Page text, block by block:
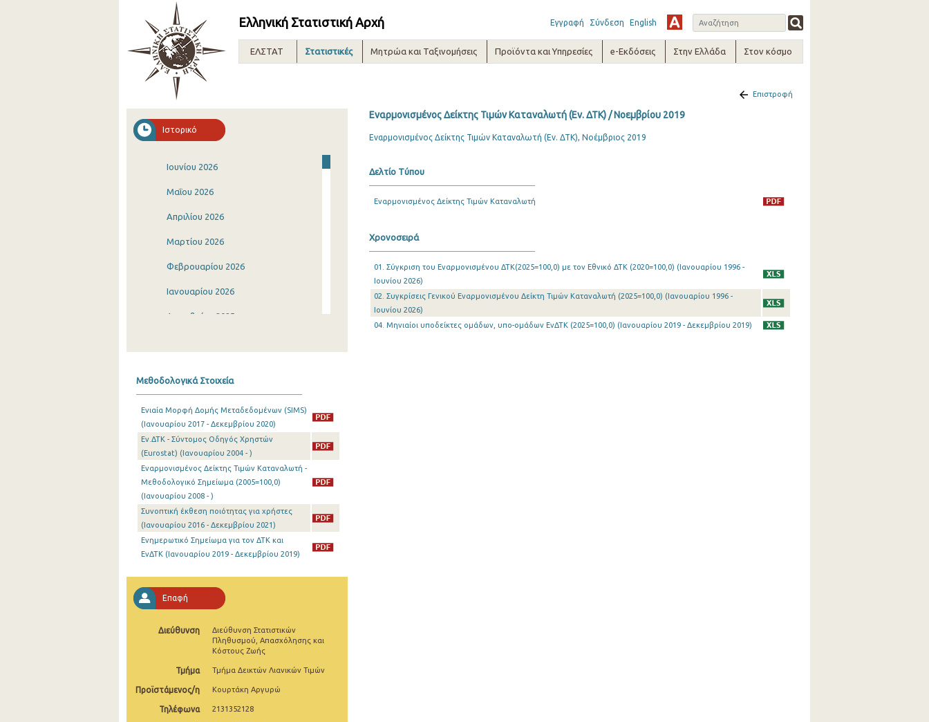
Ελληνική Στατιστική Αρχή Εγγραφή Σύνδεση English
ΕΛΣΤΑΤ Στατιστικές Μητρώα και Ταξινομήσεις Προϊόντα και Υπηρεσίες e-Εκδόσεις Στην Ελλάδα Στον κόσμο
Ιστορικό
Ιουνίου 2026
Μαΐου 2026
Απριλίου 2026
Μαρτίου 2026
Φεβρουαρίου 2026
Ιανουαρίου 2026
Δεκεμβρίου 2025
Αυγούστου 2025
Ιουλίου 2025
Ιουνίου 2025
Μαΐου 2025
Απριλίου 2025
Μαρτίου 2025
Ιανουαρίου 2025
Νοεμβρίου 2024
Οκτωβρίου 2024
Σεπτεμβρίου 2024
Αυγούστου 2024
Μεθοδολογικά Στοιχεία
Ενιαία Μορφή Δομής Μεταδεδομένων (SIMS)
(Ιανουαρίου 2017 - Δεκεμβρίου 2020)
Εν.ΔΤΚ - Σύντομος Οδηγός Χρηστών
(Eurostat) (Ιανουαρίου 2004 - )
Εναρμονισμένος Δείκτης Τιμών Καταναλωτή -
Μεθοδολογικό Σημείωμα (2005=100,0)
(Ιανουαρίου 2008 - )
Συνοπτική έκθεση ποιότητας για χρήστες
(Ιανουαρίου 2016 - Δεκεμβρίου 2021)
Ενημερωτικό Σημείωμα για τον ΔΤΚ και
ΕνΔΤΚ (Ιανουαρίου 2019 - Δεκεμβρίου 2019)
Επαφή
Διεύθυνση
Διεύθυνση Στατιστικών
Πληθυσμού, Απασχόλησης και
Κόστους Ζωής
Τμήμα Τμήμα Δεικτών Λιανικών Τιμών
Προϊστάμενος/η Κουρτάκη Αργυρώ
Τηλέφωνα 2131352128
Επιστροφή
Εναρμονισμένος Δείκτης Τιμών Καταναλωτή (Εν. ΔΤΚ) / Νοεμβρίου 2019
Εναρμονισμένος Δείκτης Τιμών Καταναλωτή (Εν. ΔΤΚ), Νοέμβριος 2019
Δελτίο Τύπου
Εναρμονισμένος Δείκτης Τιμών Καταναλωτή
Χρονοσειρά
01. Σύγκριση του Εναρμονισμένου ΔΤΚ(2025=100,0) με τον Εθνικό ΔΤΚ (2020=100,0) (Ιανουαρίου 1996 -
Ιουνίου 2026)
02. Συγκρίσεις Γενικού Εναρμονισμένου Δείκτη Τιμών Καταναλωτή (2025=100,0) (Ιανουαρίου 1996 -
Ιουνίου 2026)
04. Μηνιαίοι υποδείκτες ομάδων, υπο-ομάδων ΕνΔΤΚ (2025=100,0) (Ιανουαρίου 2019 - Δεκεμβρίου 2019)